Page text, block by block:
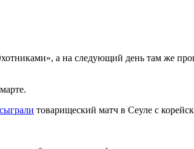
а на следующий день там же
сыграли товарищеский матч в Сеуле с